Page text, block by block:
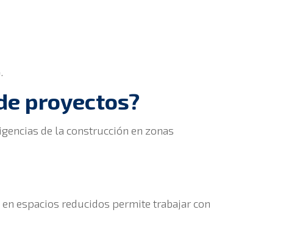
proyectos?
de la construcción en zonas
espacios reducidos permite trabajar con